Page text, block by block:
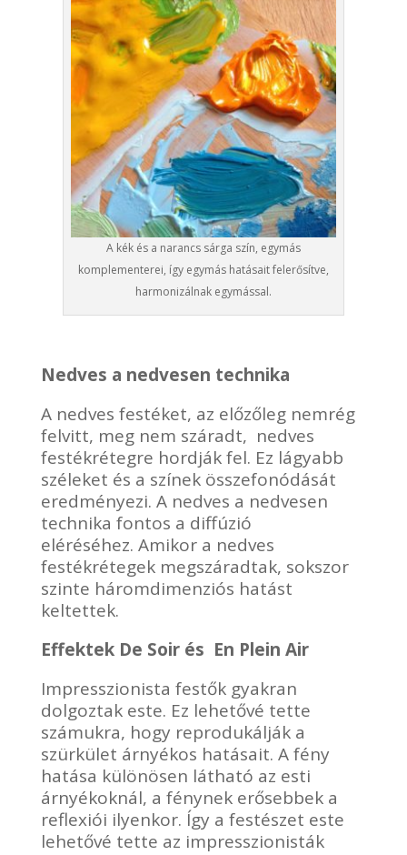
A kék és a narancs sárga szín, egymás
komplementerei, így egymás hatásait felerősítve,
harmonizálnak egymással.
Nedves a nedvesen technika
A nedves festéket, az előzőleg nemrég
felvitt, meg nem száradt, nedves
festékrétegre hordják fel. Ez lágyabb
széleket és a színek összefonódását
eredményezi. A nedves a nedvesen
technika fontos a diffúzió
eléréséhez. Amikor a nedves
festékrétegek megszáradtak, sokszor
szinte háromdimenziós hatást
keltettek.
Effektek De Soir és En Plein Air
Impresszionista festők gyakran
dolgoztak este. Ez lehetővé tette
számukra, hogy reprodukálják a
szürkület árnyékos hatásait. A fény
hatása különösen látható az esti
árnyékoknál, a fénynek erősebbek a
reflexiói ilyenkor. Így a festészet este
lehetővé tette az impresszionisták